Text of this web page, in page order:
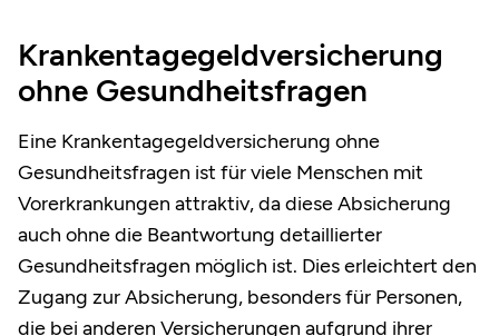
Krankentagegeldversicherung
ohne Gesundheitsfragen
Eine Krankentagegeldversicherung ohne
Gesundheitsfragen ist für viele Menschen mit
Vorerkrankungen attraktiv, da diese Absicherung
auch ohne die Beantwortung detaillierter
Gesundheitsfragen möglich ist. Dies erleichtert den
Zugang zur Absicherung, besonders für Personen,
die bei anderen Versicherungen aufgrund ihrer